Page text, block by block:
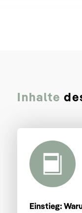
Inhalte
Einstieg: